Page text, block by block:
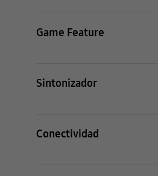
Game Feature
Sintonizador
Conectividad